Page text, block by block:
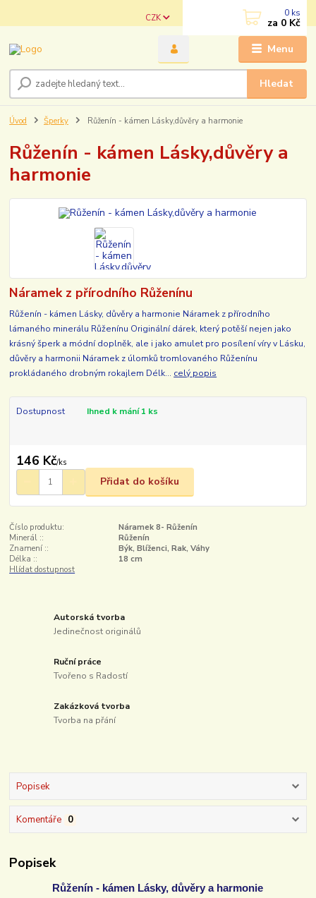
Menu
CZK
Hledat
0 ks
za 0 Kč
Úvod Šperky Růženín - kámen Lásky,důvěry a harmonie
Růženín - kámen Lásky,důvěry a
harmonie
Náramek z přírodního Růženínu
Růženín - kámen Lásky, důvěry a harmonie Náramek z přírodního
lámaného minerálu Růženínu Originální dárek, který potěší nejen jako
krásný šperk a módní doplněk, ale i jako amulet pro posílení víry v Lásku,
důvěry a harmonii Náramek z úlomků tromlovaného Růženínu
prokládaného drobným rokajlem Délk... celý popis
Dostupnost Ihned k mání 1 ks
146 Kč/ks
Přidat do košíku
Číslo produktu:
Náramek 8- Růženín
Minerál ::
Růženín
Znamení ::
Býk, Blíženci, Rak, Váhy
Délka ::
18 cm
Hlídat dostupnost
Autorská tvorba
Jedinečnost originálů
Ruční práce
Tvořeno s Radostí
Zakázková tvorba
Tvorba na přání
Popisek
Komentáře 0
Popisek
Růženín - kámen Lásky, důvěry a harmonie